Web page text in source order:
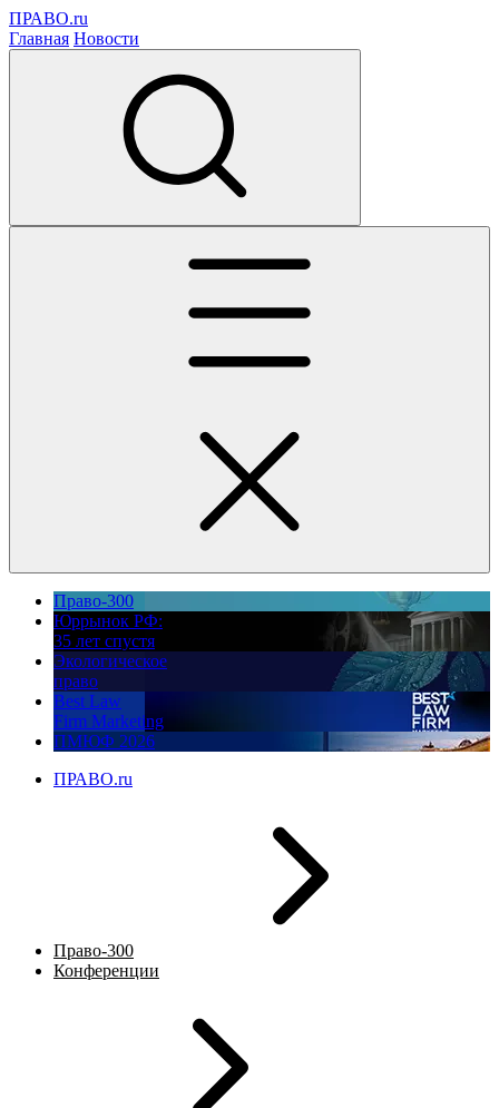
ПРАВО.ru
Главная Новости
Право-300
Юррынок РФ:
35 лет спустя
Экологическое
право
Best Law
Firm Marketing
ПМЮФ 2026
ПРАВО.ru
Право-300
Конференции